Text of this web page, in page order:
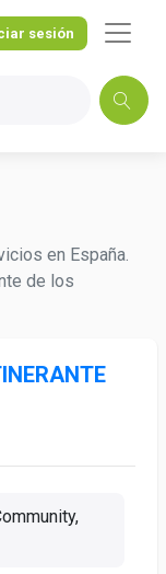
sesión
en España.
de los